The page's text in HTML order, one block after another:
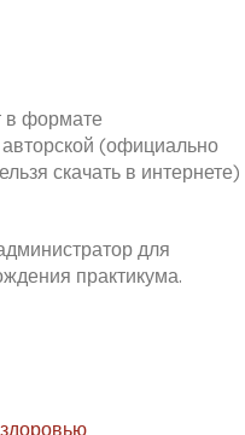
в формате
авторской (официально
скачать в интернете)
для
практикума.